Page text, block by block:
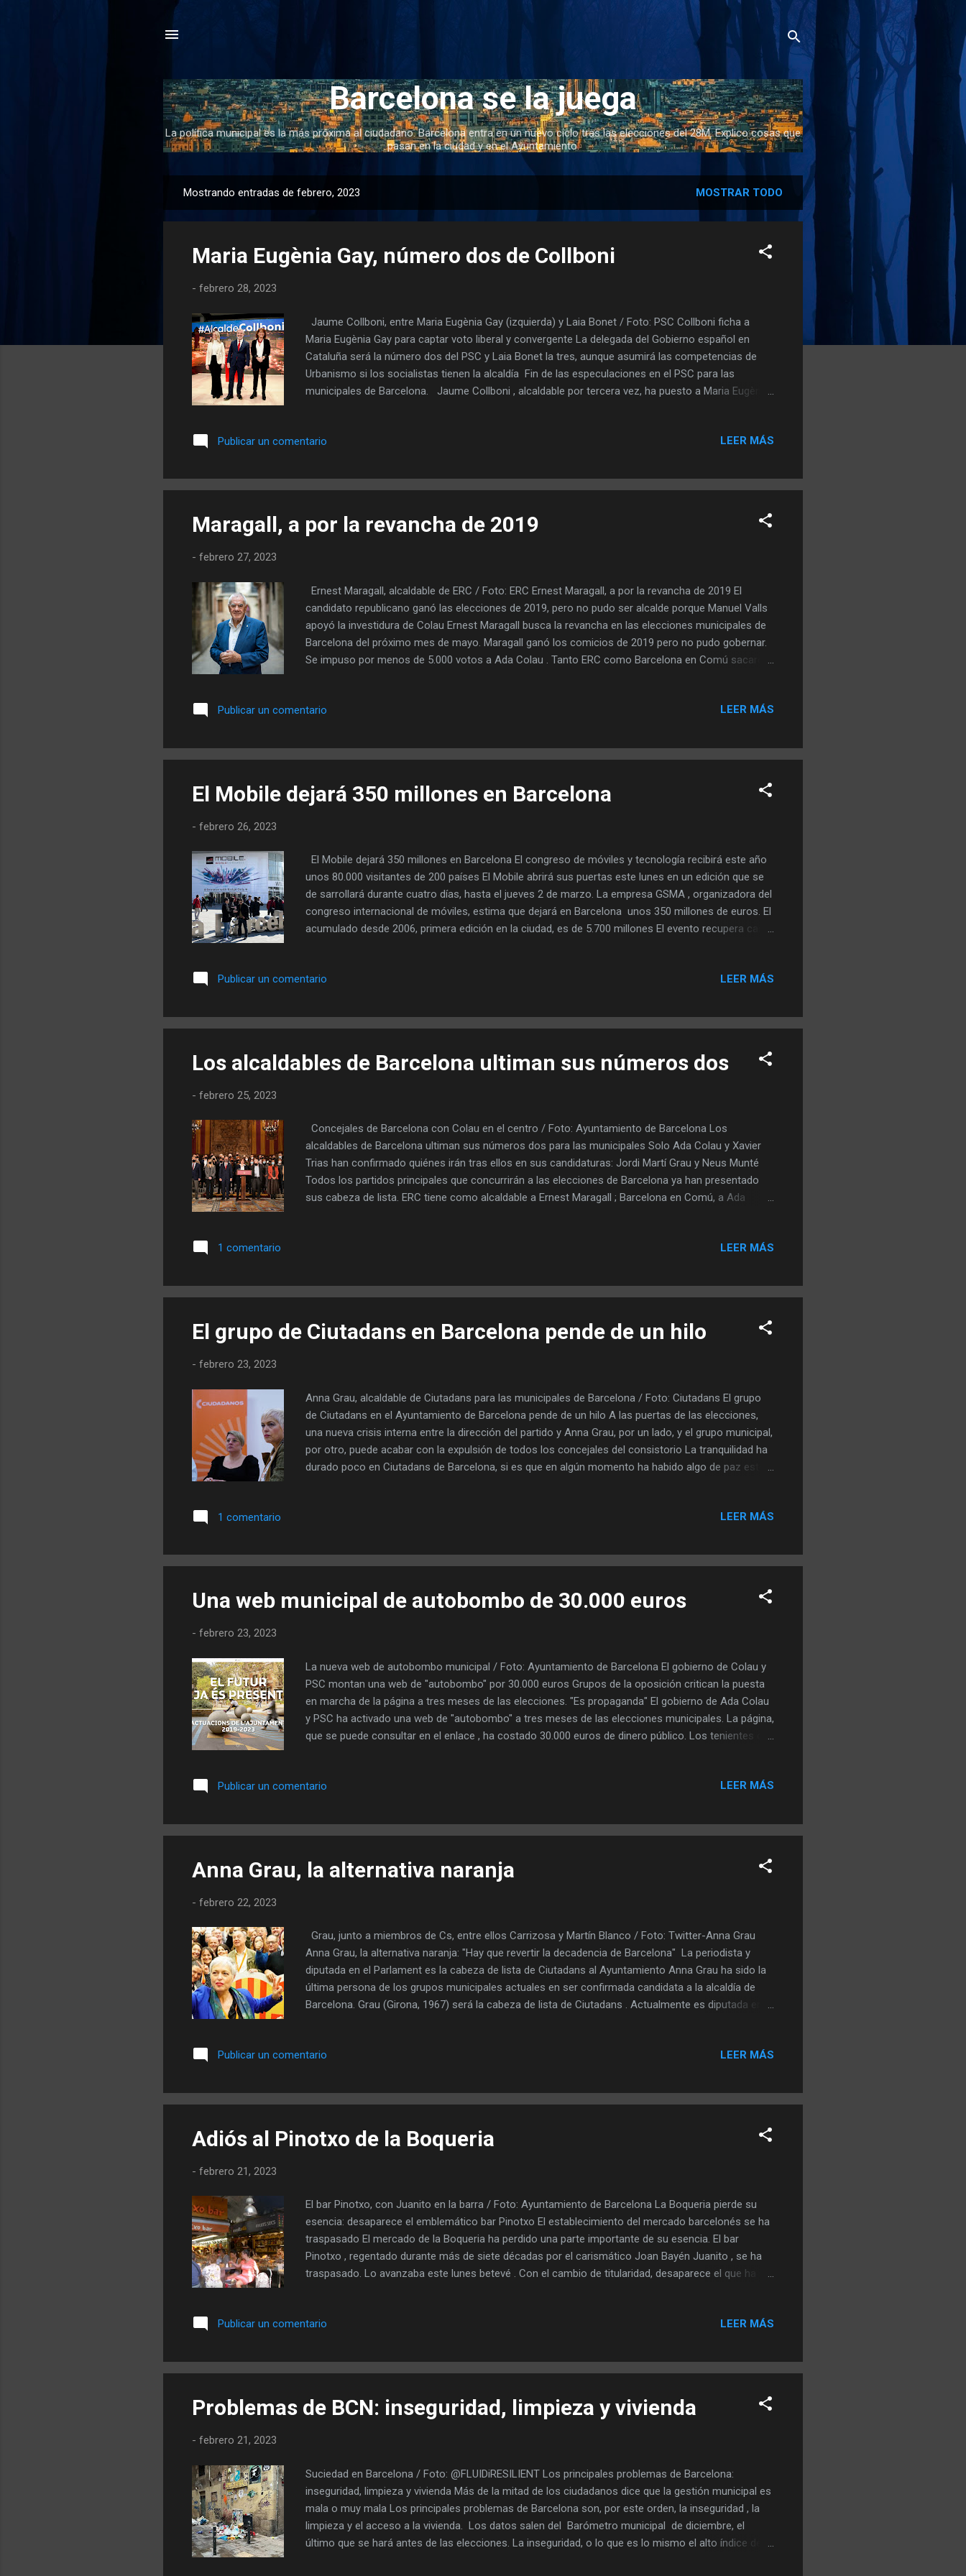
Barcelona se la juega
La política municipal es la más próxima al ciudadano. Barcelona entra en un nuevo ciclo tras las elecciones del 28M. Explico cosas que
pasan en la ciudad y en el Ayuntamiento.
n
Mostrando entradas de febrero, 2023 MOSTRAR TODO
Maria Eugènia Gay, número dos de Collboni
- febrero 28, 2023
Jaume Collboni, entre Maria Eugènia Gay (izquierda) y Laia Bonet / Foto: PSC Collboni ficha a
Maria Eugènia Gay para captar voto liberal y convergente La delegada del Gobierno español en
Cataluña será la número dos del PSC y Laia Bonet la tres, aunque asumirá las competencias de
Urbanismo si los socialistas tienen la alcaldía Fin de las especulaciones en el PSC para las
municipales de Barcelona. Jaume Collboni , alcaldable por tercera vez, ha puesto a Maria Eugènia
alcaldía en el Ayuntamiento. El fichaje de Gay responde a un intento del PSC de captar voto liberal y
para acompañar a Collboni. Así se explicó el pasado sábado en este blog , al igual que una parte
del PSC no quería que Bonet re...
Publicar un comentario LEER MÁS
Maragall, a por la revancha de 2019
- febrero 27, 2023
Ernest Maragall, alcaldable de ERC / Foto: ERC Ernest Maragall, a por la revancha de 2019 El
candidato republicano ganó las elecciones de 2019, pero no pudo ser alcalde porque Manuel Valls
apoyó la investidura de Colau Ernest Maragall busca la revancha en las elecciones municipales de
Barcelona del próximo mes de mayo. Maragall ganó los comicios de 2019 pero no pudo gobernar.
Se impuso por menos de 5.000 votos a Ada Colau . Tanto ERC como Barcelona en Comú sacaron
investidura para evitar que Barcelona tuviera un alcalde independentista, el propio Maragall. Nacido
del poeta Joan Maragall . A sus 80 años, el alcaldable de ERC es el candidato más veterano de
todos que se presentan a la alcaldí...
Publicar un comentario LEER MÁS
El Mobile dejará 350 millones en Barcelona
- febrero 26, 2023
El Mobile dejará 350 millones en Barcelona El congreso de móviles y tecnología recibirá este año
unos 80.000 visitantes de 200 países El Mobile abrirá sus puertas este lunes en un edición que se
de sarrollará durante cuatro días, hasta el jueves 2 de marzo. La empresa GSMA , organizadora del
congreso internacional de móviles, estima que dejará en Barcelona unos 350 millones de euros. El
acumulado desde 2006, primera edición en la ciudad, es de 5.700 millones El evento recupera casi
60.000-, mientras que hace cuatro años fueron más de 109.000. La organización prevé que un 25%
por la invasión de Ucrania. 7.400 trabajadores temporales A lo largo de los cuatro días de la feria,
en el Mobile trabajarán un...
Publicar un comentario LEER MÁS
Los alcaldables de Barcelona ultiman sus números dos
- febrero 25, 2023
Concejales de Barcelona con Colau en el centro / Foto: Ayuntamiento de Barcelona Los
alcaldables de Barcelona ultiman sus números dos para las municipales Solo Ada Colau y Xavier
Trias han confirmado quiénes irán tras ellos en sus candidaturas: Jordi Martí Grau y Neus Munté
Todos los partidos principales que concurrirán a las elecciones de Barcelona ya han presentado
sus cabeza de lista. ERC tiene como alcaldable a Ernest Maragall ; Barcelona en Comú, a Ada
¿quiénes serán los y las números 2 de las formaciones políticas? De momento, los únicos
JxCat. Tras Colau irá el teniente de alcaldía de Cultura Jordi Martí Grau y después de Trias se
situará la regidora y exconsellera Neus Munté . En mucha...
1 comentario LEER MÁS
El grupo de Ciutadans en Barcelona pende de un hilo
- febrero 23, 2023
Anna Grau, alcaldable de Ciutadans para las municipales de Barcelona / Foto: Ciutadans El grupo
de Ciutadans en el Ayuntamiento de Barcelona pende de un hilo A las puertas de las elecciones,
una nueva crisis interna entre la dirección del partido y Anna Grau, por un lado, y el grupo municipal,
por otro, puede acabar con la expulsión de todos los concejales del consistorio La tranquilidad ha
durado poco en Ciutadans de Barcelona, si es que en algún momento ha habido algo de paz este
candidata, por un lado, y los tres ediles municipales del Ayuntamiento barcelonés, por otro. La
Son P aco Sierra , Noemí Martín y Julia Barea . Hace unos días, Grau dijo que Sierra no estaba al
día ...
1 comentario LEER MÁS
Una web municipal de autobombo de 30.000 euros
- febrero 23, 2023
La nueva web de autobombo municipal / Foto: Ayuntamiento de Barcelona El gobierno de Colau y
PSC montan una web de "autobombo" por 30.000 euros Grupos de la oposición critican la puesta
en marcha de la página a tres meses de las elecciones. "Es propaganda" El gobierno de Ada Colau
y PSC ha activado una web de "autobombo" a tres meses de las elecciones municipales. La página,
que se puede consultar en el enlace , ha costado 30.000 euros de dinero público. Los tenientes de
las que están en curso. Según una nota de prensa municipal , se ha hecho el 95% del programa de
grupos de la oposición. El concejal de JxCat y número tres de la lista de Xavier Trias , Jordi Martí
Galbis ,...
Publicar un comentario LEER MÁS
Anna Grau, la alternativa naranja
- febrero 22, 2023
Grau, junto a miembros de Cs, entre ellos Carrizosa y Martín Blanco / Foto: Twitter-Anna Grau
Anna Grau, la alternativa naranja: "Hay que revertir la decadencia de Barcelona" La periodista y
diputada en el Parlament es la cabeza de lista de Ciutadans al Ayuntamiento Anna Grau ha sido la
última persona de los grupos municipales actuales en ser confirmada candidata a la alcaldía de
Barcelona. Grau (Girona, 1967) será la cabeza de lista de Ciutadans . Actualmente es diputada en el
una concentración proIsarel / Foto: Twitter-Anna Grau Guilarte dejó el Ayuntamiento en octubre
Barcelona , el acta de regidora y la política activa el pasado octubre después de que otro edil, Paco
Sierra...
Publicar un comentario LEER MÁS
Adiós al Pinotxo de la Boqueria
- febrero 21, 2023
El bar Pinotxo, con Juanito en la barra / Foto: Ayuntamiento de Barcelona La Boqueria pierde su
esencia: desaparece el emblemático bar Pinotxo El establecimiento del mercado barcelonés se ha
traspasado El mercado de la Boqueria ha perdido una parte importante de su esencia. El bar
Pinotxo , regentado durante más de siete décadas por el carismático Joan Bayén Juanito , se ha
traspasado. Lo avanzaba este lunes betevé . Con el cambio de titularidad, desaparece el que ha
sobrino ya no será el Pinotxo. Joan Bayén era todo amabilidad. No se cansaba a diario de hacerse
negocio estaba su sobrino, Jordi Asín. Parece que una disputa familiar habría precipitado que se
haya traspasado el establecimiento. Se l...
Publicar un comentario LEER MÁS
Problemas de BCN: inseguridad, limpieza y vivienda
- febrero 21, 2023
Suciedad en Barcelona / Foto: @FLUIDiRESILIENT Los principales problemas de Barcelona:
inseguridad, limpieza y vivienda Más de la mitad de los ciudadanos dice que la gestión municipal es
mala o muy mala Los principales problemas de Barcelona son, por este orden, la inseguridad , la
limpieza y el acceso a la vivienda. Los datos salen del Barómetro municipal de diciembre, el
último que se hará antes de las elecciones. La inseguridad, o lo que es lo mismo el alto índice de